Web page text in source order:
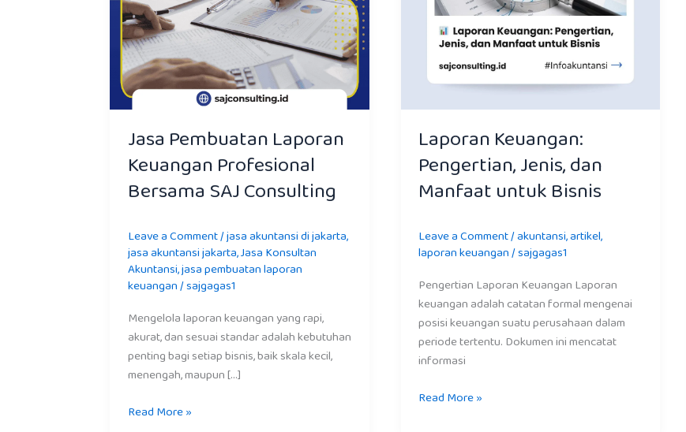
Jasa Pembuatan Laporan
Keuangan Profesional
Bersama SAJ Consulting
Leave a Comment/jasa akuntansi di jakarta,
jasa akuntansi jakarta,Jasa Konsultan
Akuntansi,jasa pembuatan laporan
keuangan/sajgagas1
Mengelola laporan keuangan yang rapi,
akurat, dan sesuai standar adalah kebutuhan
penting bagi setiap bisnis, baik skala kecil,
menengah, maupun […]
Read More »
Laporan Keuangan:
Pengertian, Jenis, dan
Manfaat untuk Bisnis
Leave a Comment/akuntansi,artikel,
laporan keuangan/sajgagas1
Pengertian Laporan Keuangan Laporan
keuangan adalah catatan formal mengenai
posisi keuangan suatu perusahaan dalam
periode tertentu. Dokumen ini mencatat
informasi
Read More »